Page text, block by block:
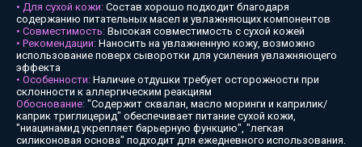
• Для сухой кожи: Состав хорошо подходит благодаря
содержанию питательных масел и увлажняющих компонентов
• Совместимость: Высокая совместимость с сухой кожей
• Рекомендации: Наносить на увлажненную кожу, возможно
использование поверх сыворотки для усиления увлажняющего
эффекта
• Особенности: Наличие отдушки требует осторожности при
склонности к аллергическим реакциям
Обоснование: "Содержит сквалан, масло моринги и каприлик/
каприк триглицерид" обеспечивает питание сухой кожи,
"ниацинамид укрепляет барьерную функцию", "легкая
силиконовая основа" подходит для ежедневного использования.